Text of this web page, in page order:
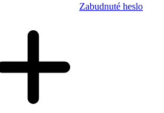
Zabudnuté heslo